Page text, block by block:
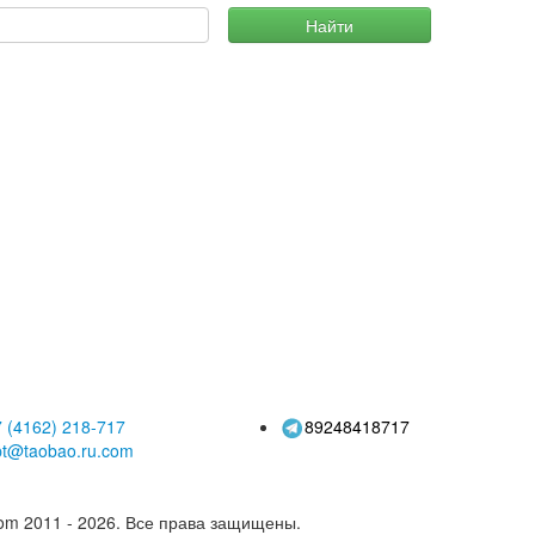
Найти
(4162) 218-717
89248418717
2011 - 2026. Все права защищены.